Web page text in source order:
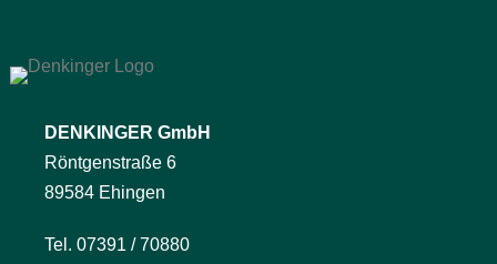
DENKINGER GmbH
Röntgenstraße 6
89584 Ehingen
Tel. 07391 / 70880